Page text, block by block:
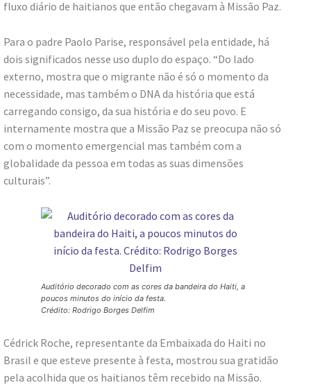
fluxo diário de haitianos que então chegavam à Missão Paz.
Para o padre Paolo Parise, responsável pela entidade, há
dois significados nesse uso duplo do espaço. “Do lado
externo, mostra que o migrante não é só o momento da
necessidade, mas também o DNA da história que está
carregando consigo, da sua história e do seu povo. E
internamente mostra que a Missão Paz se preocupa não só
com o momento emergencial mas também com a
globalidade da pessoa em todas as suas dimensões
culturais”.
Auditório decorado com as cores da bandeira do Haiti, a
poucos minutos do início da festa.
Crédito: Rodrigo Borges Delfim
Cédrick Roche, representante da Embaixada do Haiti no
Brasil e que esteve presente à festa, mostrou sua gratidão
pela acolhida que os haitianos têm recebido na Missão.